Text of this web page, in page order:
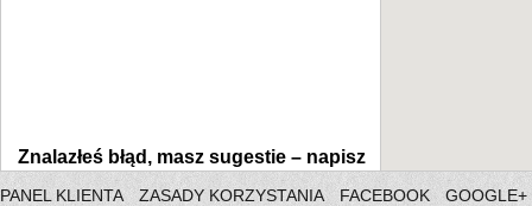
Znalazłeś błąd, masz sugestie – napisz
PANEL KLIENTA ZASADY KORZYSTANIA FACEBOOK GOOGLE+